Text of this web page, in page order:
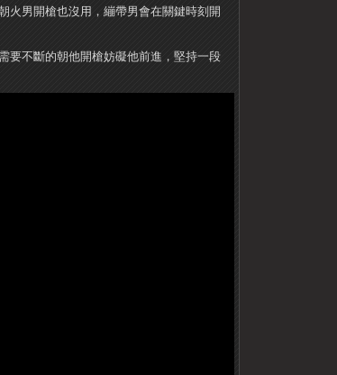
火男開槍也沒用，繃帶男會在關鍵時刻開
要不斷的朝他開槍妨礙他前進，堅持一段